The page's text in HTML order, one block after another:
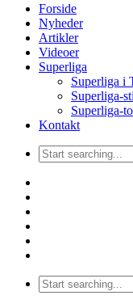
Forside
Nyheder
Artikler
Videoer
Superliga
Superliga i
Superliga-
Superliga-
Kontakt